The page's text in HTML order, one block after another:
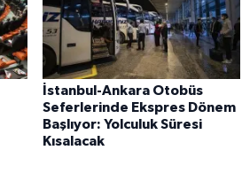
İstanbul-Ankara Otobüs
Seferlerinde Ekspres Dönem
Başlıyor: Yolculuk Süresi
Kısalacak